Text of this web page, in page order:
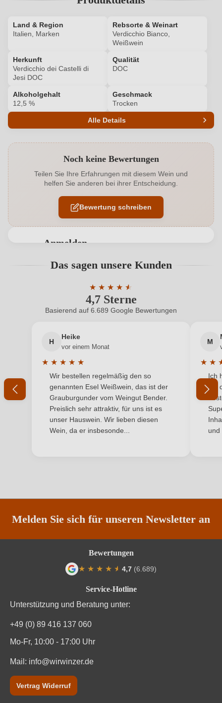
Land & Region
Italien, Marken
Rebsorte & Weinart
Verdicchio Bianco,
Weißwein
Herkunft
Verdicchio dei Castelli di
Jesi DOC
Qualität
DOC
Alkoholgehalt
12,5 %
Geschmack
Trocken
Alle Details
Alkoholgehalt in % 12,5 %
Allergene Enthält Sulfite
Geographische Angabe Verdicchio dei Castelli di Jesi DOC
100, 60019 Bettolelle di Senigallia, Italien
Qualität DOC
Rebsorte Verdicchio Bianco
Marken
Nährwertangaben
Durchschnittliche nährwertangaben pro 100 ml
Kohlenhydrate davon Zucker
Noch keine Bewertungen
Teilen Sie Ihre Erfahrungen mit diesem Wein und
helfen Sie anderen bei ihrer Entscheidung.
Bewertung schreiben
Anmelden
Benutzern abgegeben werden. Bitte loggen Sie sich
Neuer Kunde? Neuer Kunde?
Ihre E-Mail-Adresse
Ihr Passwort
Ich habe mein Passwort vergessen
Das sagen unsere Kunden
4,7 Sterne
★ ★ ★ ★ ★
★
Durchschnittliche Bewertung von 4.7
Basierend auf 6.689 Google Bewertungen
H
Heike
vor einem Monat
★ ★ ★ ★ ★
Durchschnittliche Bewertung von 5 von 5 Sternen
Wir bestellen regelmäßig den so
genannten Esel Weißwein, das ist der
Grauburgunder vom Weingut Bender.
Preislich sehr attraktiv, für uns ist es
unser Hauswein. Wir lieben diesen
Wein, da er insbesonde...
M
★ ★
Ich
mit
und
Melden Sie sich für unseren Newsletter an
Service-Hotline
Unterstützung und Beratung unter:
+49 (0) 89 416 137 060
Mo-Fr, 10:00 - 17:00 Uhr
Mail: info@wirwinzer.de
Vertrag Widerruf
Bewertungen
★ ★ ★ ★ ★
★ 4,7 (6.689)